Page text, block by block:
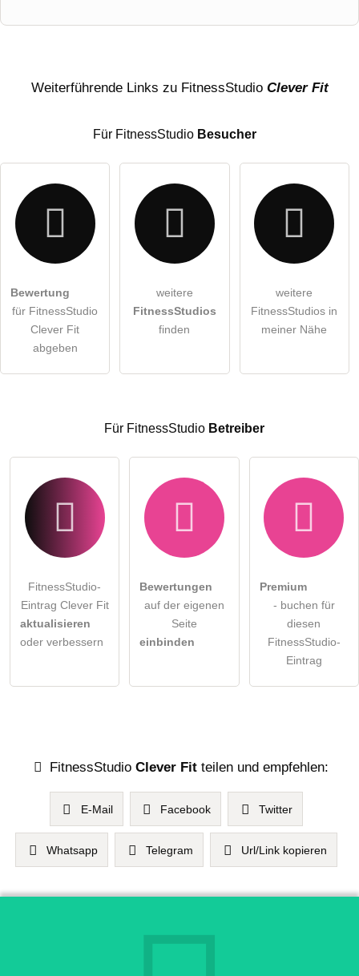
E-Mail-Adresse (wird nicht veröffentlicht)
Hiermit akzeptiere ich dieAGB
DieDatenschutzerklärung habe ich zur Kenntnis genommen.
Besucher sichtbar
Weiterführende Links zu FitnessStudio Clever Fit
Für FitnessStudio Besucher
Bewertung
für FitnessStudio
Clever Fit
abgeben
weitere
FitnessStudios
finden
weitere
FitnessStudios in
meiner Nähe
Für FitnessStudio Betreiber
FitnessStudio-
Eintrag Clever Fit
aktualisieren
oder verbessern
Bewertungen
auf der eigenen
Seite
einbinden
Premium
- buchen für
diesen
FitnessStudio-
Eintrag
FitnessStudio Clever Fitteilen und empfehlen:
E-Mail Facebook Twitter
Whatsapp Telegram Url/Link kopieren